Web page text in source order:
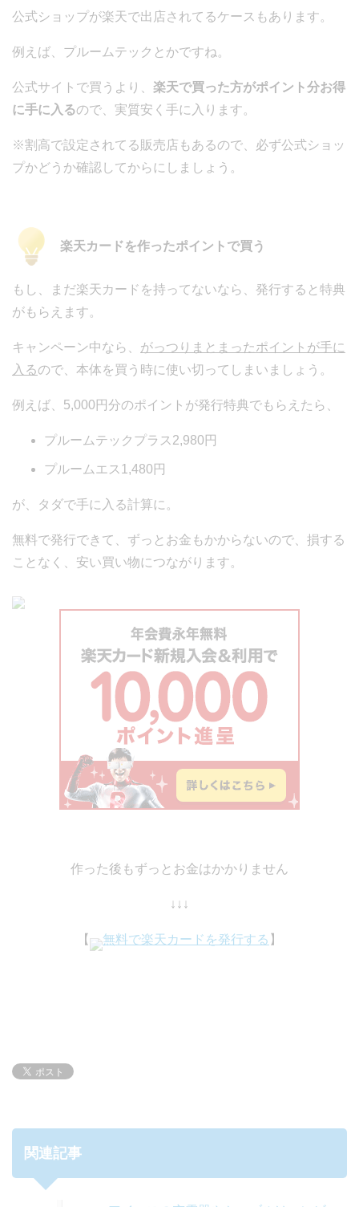
公式ショップが楽天で出店されてるケースもあります。
例えば、プルームテックとかですね。
公式サイトで買うより、 楽天で買った方がポイント分お得
に手に入るので、実質安く手に入ります。
※割高で設定されてる販売店もあるので、必ず公式ショッ
プかどうか確認してからにしましょう。
楽天カードを作ったポイントで買う
もし、まだ楽天カードを持ってないなら、発行すると特典
がもらえます。
キャンペーン中なら、 がっつりまとまったポイントが手に
入るので、本体を買う時に使い切ってしまいましょう。
例えば、5,000円分のポイントが発行特典でもらえたら、
プルームテックプラス2,980円
プルームエス1,480円
が、タダで手に入る計算に。
無料で発行できて、ずっとお金もかからないので、損する
ことなく、安い買い物につながります。
作った後もずっとお金はかかりません
↓↓↓
【 無料で楽天カードを発行する 】
関連記事